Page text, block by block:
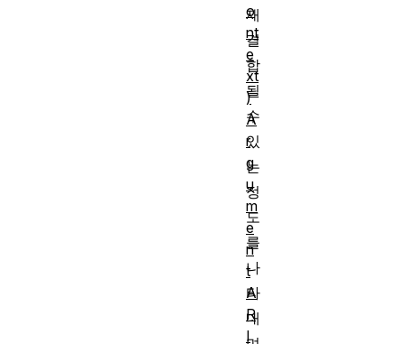
재
결
합
될
수
있
는
정
도
를
나
타
내
o
nt
e
xt
)
A
r
g
u
m
e
n
t
A
R
I